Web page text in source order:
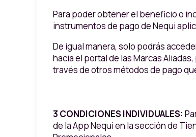
Para poder obtener el beneficio o
instrumentos de pago de Nequi
De igual manera, solo podrás
hacia el portal de las Marcas
través de otros métodos de pago
3 CONDICIONES INDIVIDUALES:
de la App Nequi en la sección de